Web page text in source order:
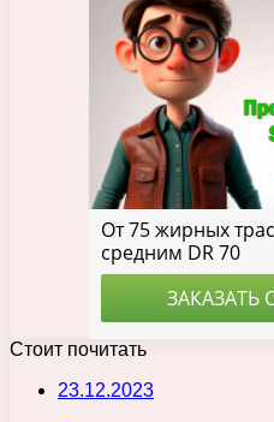
Стоит почитать
23.12.2023